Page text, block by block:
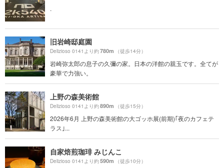
.
旧岩崎邸庭園
Delizioso 0141より約780m （徒歩14分）
岩崎弥太郎の息子の久彌の家。日本の洋館の親玉です。全てが
豪華で力強い。
上野の森美術館
Delizioso 0141より約890m （徒歩15分）
2026年6月 上野の森美術館の大ゴッホ展(前期)｢夜のカフェテ
ラス｣...
自家焙煎珈琲 みじんこ
Delizioso 0141より約590m （徒歩10分）